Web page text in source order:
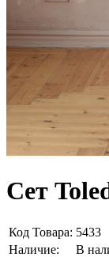
Сет
Код Товара: 5433
Наличие:
В